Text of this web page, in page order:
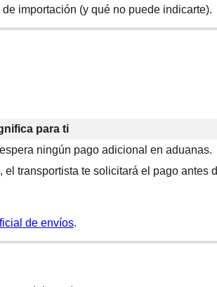
importación (y qué no puede indicarte).
para ti
ningún pago adicional en aduanas.
transportista te solicitará el pago antes
de envíos.